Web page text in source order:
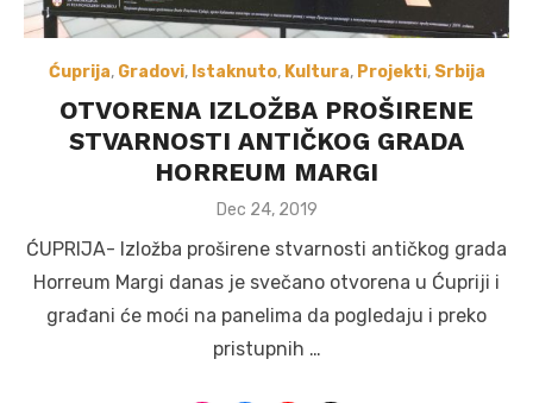
Ćuprija, Gradovi, Istaknuto, Kultura, Projekti, Srbija
OTVORENA IZLOŽBA PROŠIRENE
STVARNOSTI ANTIČKOG GRADA
HORREUM MARGI
Posted
Dec 24, 2019
ĆUPRIJA- Izložba proširene stvarnosti antičkog grada
Horreum Margi danas je svečano otvorena u Ćupriji i
građani će moći na panelima da pogledaju i preko
pristupnih …